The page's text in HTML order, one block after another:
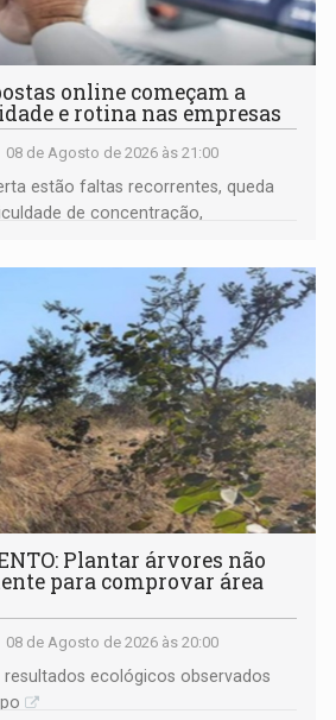
online começam a
e rotina nas empresas
08 de Agosto de 2026 às 21:00
estão faltas recorrentes, queda
de concentração,
Plantar árvores não
para comprovar área
08 de Agosto de 2026 às 20:00
ecológicos observados